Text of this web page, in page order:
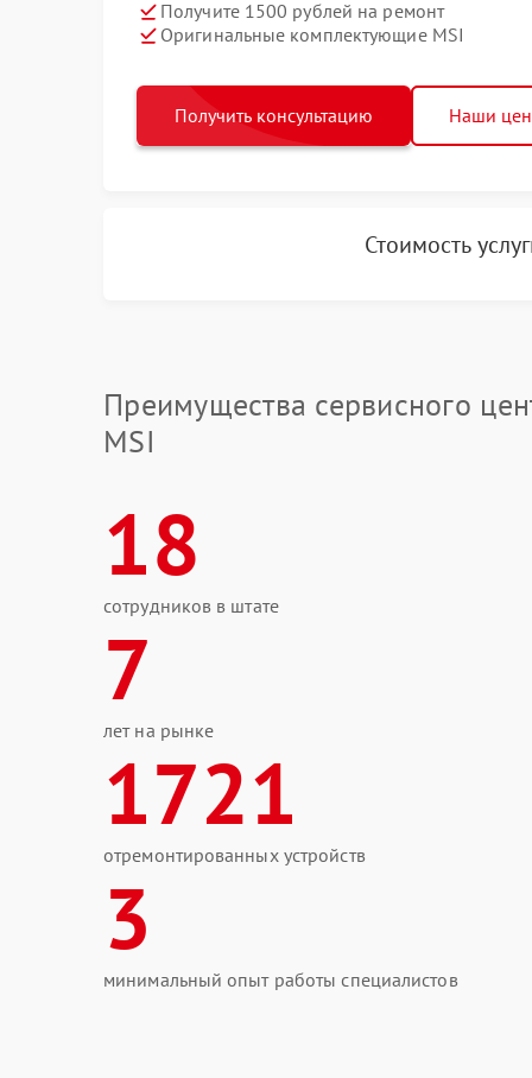
Получите 1500 рублей на ремонт
Оригинальные комплектующие MSI
Получить консультацию Наши
Стоимость
Преимущества сервисного
MSI
18
сотрудников в штате
7
лет на рынке
1721
отремонтированных устройств
3
минимальный опыт работы специалистов